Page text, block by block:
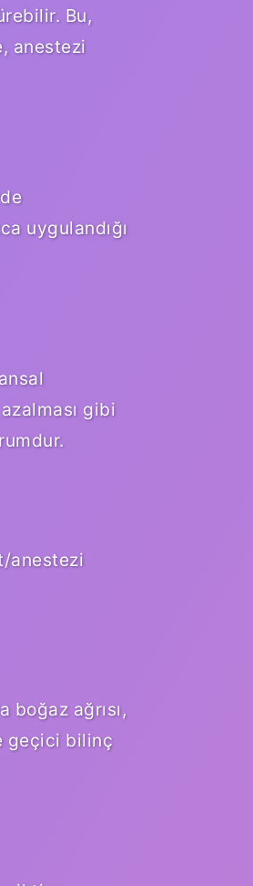
Bu,
anestezi
uygulandığı
gibi
anestezi
boğaz ağrısı,
geçici bilinç